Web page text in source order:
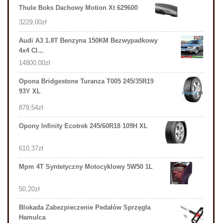
Thule Boks Dachowy Motion Xt 629600
3229,00zł
Audi A3 1.8T Benzyna 150KM Bezwypadkowy
4x4 Cl...
14800,00zł
Opona Bridgestone Turanza T005 245/35R19
93Y XL
879,54zł
Opony Infinity Ecotrek 245/60R18 109H XL
610,37zł
Mpm 4T Syntetyczny Motocyklowy 5W50 1L
50,20zł
Blokada Zabezpieczenie Pedałów Sprzęgła
Hamulca